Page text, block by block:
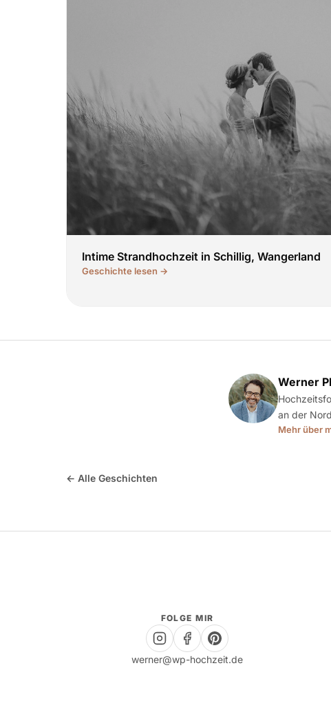
Intime Strandhochzeit in Schillig, Wangerland
Geschichte lesen →
Werner
an der
Mehr über
← Alle Geschichten
FOLGE MIR
werner@wp-hochzeit.de